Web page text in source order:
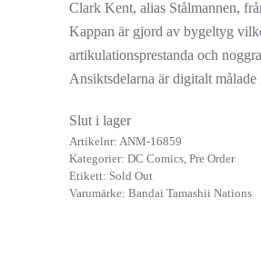
Clark Kent, alias Stålmannen,
Kappan är gjord av bygeltyg
artikulationsprestanda och
Ansiktsdelarna är digitalt
Slut i lager
Artikelnr: ANM-16859
Kategorier: DC Comics, Pre Order
Etikett: Sold Out
Varumärke: Bandai Tamashii Nations